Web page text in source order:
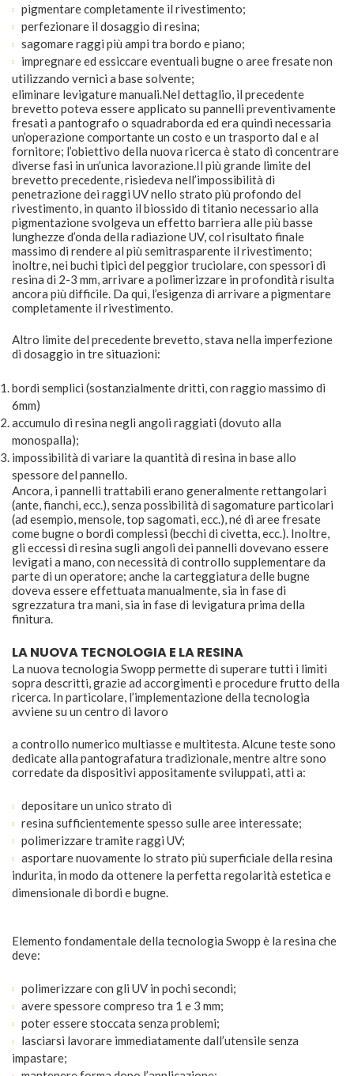
pigmentare completamente il rivestimento;
perfezionare il dosaggio di resina;
sagomare raggi più ampi tra bordo e piano;
impregnare ed essiccare eventuali bugne o aree fresate non
utilizzando vernici a base solvente;
eliminare levigature manuali.Nel dettaglio, il precedente
brevetto poteva essere applicato su pannelli preventivamente
fresati a pantografo o squadraborda ed era quindi necessaria
un’operazione comportante un costo e un trasporto dal e al
fornitore; l’obiettivo della nuova ricerca è stato di concentrare
diverse fasi in un’unica lavorazione.Il più grande limite del
brevetto precedente, risiedeva nell’impossibilità di
penetrazione dei raggi UV nello strato più profondo del
rivestimento, in quanto il biossido di titanio necessario alla
pigmentazione svolgeva un effetto barriera alle più basse
lunghezze d’onda della radiazione UV, col risultato finale
massimo di rendere al più semitrasparente il rivestimento;
inoltre, nei buchi tipici del peggior truciolare, con spessori di
resina di 2-3 mm, arrivare a polimerizzare in profondità risulta
ancora più difficile. Da qui, l’esigenza di arrivare a pigmentare
completamente il rivestimento.
Altro limite del precedente brevetto, stava nella imperfezione
di dosaggio in tre situazioni:
bordi semplici (sostanzialmente dritti, con raggio massimo di
6mm)
accumulo di resina negli angoli raggiati (dovuto alla
monospalla);
impossibilità di variare la quantità di resina in base allo
spessore del pannello.
Ancora, i pannelli trattabili erano generalmente rettangolari
(ante, fianchi, ecc.), senza possibilità di sagomature particolari
(ad esempio, mensole, top sagomati, ecc.), né di aree fresate
come bugne o bordi complessi (becchi di civetta, ecc.). Inoltre,
gli eccessi di resina sugli angoli dei pannelli dovevano essere
levigati a mano, con necessità di controllo supplementare da
parte di un operatore; anche la carteggiatura delle bugne
doveva essere effettuata manualmente, sia in fase di
sgrezzatura tra mani, sia in fase di levigatura prima della
finitura.
LA NUOVA TECNOLOGIA E LA RESINA
La nuova tecnologia Swopp permette di superare tutti i limiti
sopra descritti, grazie ad accorgimenti e procedure frutto della
ricerca. In particolare, l’implementazione della tecnologia
avviene su un centro di lavoro
a controllo numerico multiasse e multitesta. Alcune teste sono
dedicate alla pantografatura tradizionale, mentre altre sono
corredate da dispositivi appositamente sviluppati, atti a:
depositare un unico strato di
resina sufficientemente spesso sulle aree interessate;
polimerizzare tramite raggi UV;
asportare nuovamente lo strato più superficiale della resina
indurita, in modo da ottenere la perfetta regolarità estetica e
dimensionale di bordi e bugne.
Elemento fondamentale della tecnologia Swopp è la resina che
deve:
polimerizzare con gli UV in pochi secondi;
avere spessore compreso tra 1 e 3 mm;
poter essere stoccata senza problemi;
lasciarsi lavorare immediatamente dall’utensile senza
impastare;